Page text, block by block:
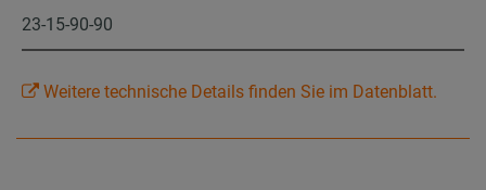
23-15-90-90
Weitere technische Details finden Sie im Datenblatt.